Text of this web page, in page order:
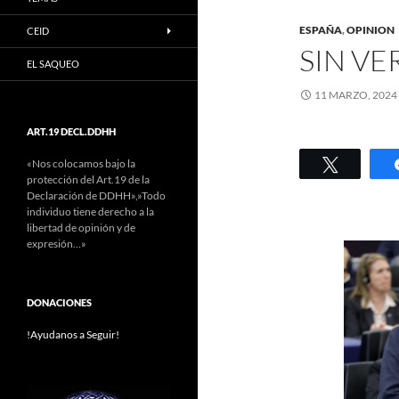
ESPAÑA,OPINION
SIN
11 MARZO, 2024
Twittear
CEID
EL SAQUEO
ART.19 DECL.DDHH
«Nos colocamos bajo la
protección del Art.19 de la
Declaración de DDHH»,»Todo
individuo tiene derecho a la
libertad de opinión y de
expresión…»
DONACIONES
!Ayudanos a Seguir!